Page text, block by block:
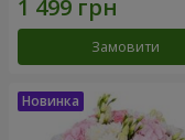
Замовити